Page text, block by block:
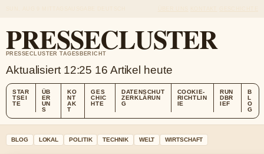
PRESSECLUSTER
PRESSECLUSTER TAGESBERICHT
Aktualisiert 12:25 16 Artikel heute
STAR
TSEI
TE
ÜB
ER
UN
S
KO
NT
AK
T
GES
CHIC
HTE
DATENSCHUT
ZERKLÄRUN
G
COOKIE-
RICHTLIN
IE
RUN
DBR
IEF
B
L
O
G
BLOG LOKAL POLITIK TECHNIK WELT WIRTSCHAFT